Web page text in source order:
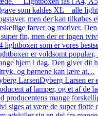
som kaldes XL – alle
men der kan tilkøbes
farver og motiver.
fin, men der er ingen
lightboxen som er vores
er voldsomt populær,
hjem i dag. Den giver dit
og børnene kan lære at…
LarsenDyberg Larsen er
af lamper, og et af de
producentens mange
siges at være de super flotte